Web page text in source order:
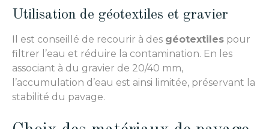
Utilisation de géotextiles et gravier
Il est conseillé de recourir à des géotextiles pour
filtrer l’eau et réduire la contamination. En les
associant à du gravier de 20/40 mm,
l’accumulation d’eau est ainsi limitée, préservant la
stabilité du pavage.